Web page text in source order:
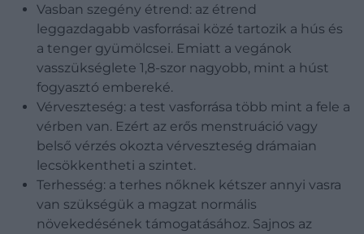
Vasban szegény étrend: az étrend
leggazdagabb vasforrásai közé tartozik a hús és
a tenger gyümölcsei. Emiatt a vegánok
vasszükséglete 1,8-szor nagyobb, mint a húst
fogyasztó embereké.
Vérveszteség: a test vasforrása több mint a fele a
vérben van. Ezért az erős menstruáció vagy
belső vérzés okozta vérveszteség drámaian
lecsökkentheti a szintet.
Terhesség: a terhes nőknek kétszer annyi vasra
van szükségük a magzat normális
növekedésének támogatásához. Sajnos az